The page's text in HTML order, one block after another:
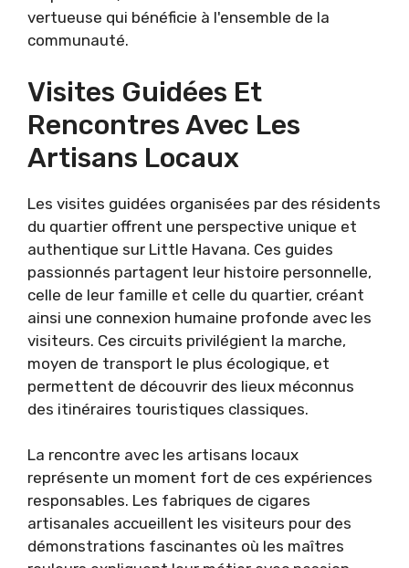
vertueuse qui bénéficie à l'ensemble de la
communauté.
Visites Guidées Et
Rencontres Avec Les
Artisans Locaux
Les visites guidées organisées par des résidents
du quartier offrent une perspective unique et
authentique sur Little Havana. Ces guides
passionnés partagent leur histoire personnelle,
celle de leur famille et celle du quartier, créant
ainsi une connexion humaine profonde avec les
visiteurs. Ces circuits privilégient la marche,
moyen de transport le plus écologique, et
permettent de découvrir des lieux méconnus
des itinéraires touristiques classiques.
La rencontre avec les artisans locaux
représente un moment fort de ces expériences
responsables. Les fabriques de cigares
artisanales accueillent les visiteurs pour des
démonstrations fascinantes où les maîtres